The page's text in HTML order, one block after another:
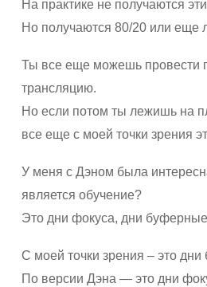
На практике не получаются
Но получаются 80/20 или еще
Ты все еще можешь провести
трансляцию.
Но если потом ты лежишь на
все еще с моей точки зрения
У меня с Дэном была
является обучение?
Это дни фокуса, дни
С моей точки зрения – это
По версии Дэна — это дни